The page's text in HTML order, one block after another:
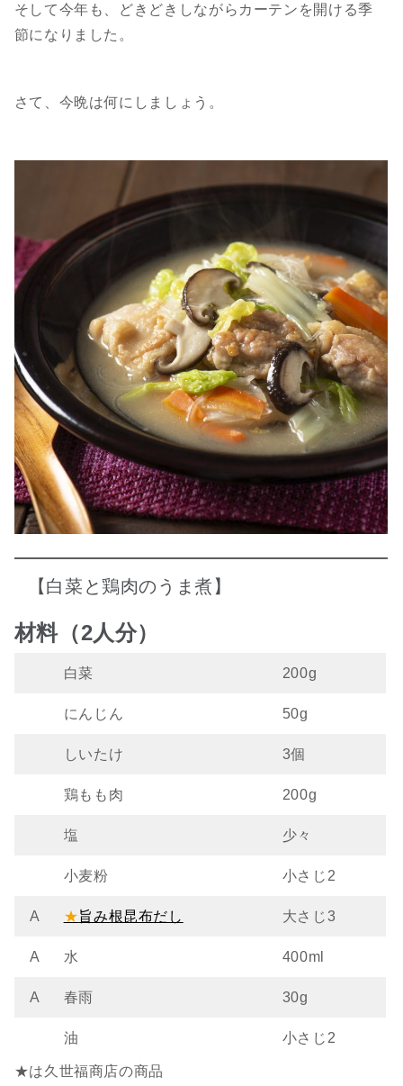
そして今年も、どきどきしながらカーテンを開ける季
節になりました。
さて、今晩は何にしましょう。
【白菜と鶏肉のうま煮】
材料（2人分）
白菜 200g
にんじん 50g
しいたけ 3個
鶏もも肉 200g
塩 少々
小麦粉 小さじ2
A 旨み根昆布だし 大さじ3
A 水 400ml
A 春雨 30g
油 小さじ2
★は久世福商店の商品